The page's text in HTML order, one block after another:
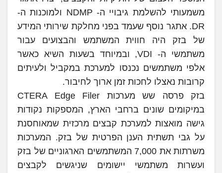
משמעותי להשלמת גיבויי ה- NDMP ולמוכנות ה-
DR. אתגר נוסף שעמד בפני מחלקת שירותי המידע
של בזק היה חווית המשתמש והבצועים עבור
משתמשי ה- VDI, ובמיוחד בשעות השיא כאשר
אלפי משתמשים נכנסו למערכת במקביל ולעיתים
קרובות נאצלו לחכות זמן ארוך לחיבור.
בזק פרסה שש מערכות CTERA Edge Filer
במיקומים שונים ברחבי הארץ, המספקות נקודות
גישה מואצות למערכת קבצים מרכזית שמאוחסנת
על גבי תשתית הענן הפרטית של בזק. המערכות
משרתות את 7,000 המשתמשים הארגוניים של בזק
ועשרות משתמשי יישומים שניגשים לקבצים